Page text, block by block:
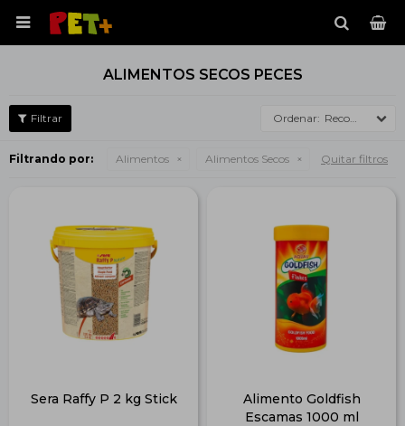

ALIMENTOS SECOS PECES
Recomendados
Filtrando por: Alimentos Alimentos Secos Quitar filtros
Sera Raffy P 2 kg Stick
Alimento Goldfish
Escamas 1000 ml